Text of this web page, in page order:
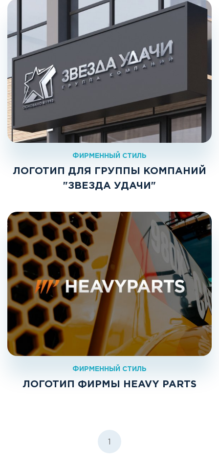
ФИРМЕННЫЙ СТИЛЬ
ЛОГОТИП ДЛЯ ГРУППЫ КОМПАНИЙ
"ЗВЕЗДА УДАЧИ"
ФИРМЕННЫЙ СТИЛЬ
ЛОГОТИП ФИРМЫ HEAVY PARTS
1